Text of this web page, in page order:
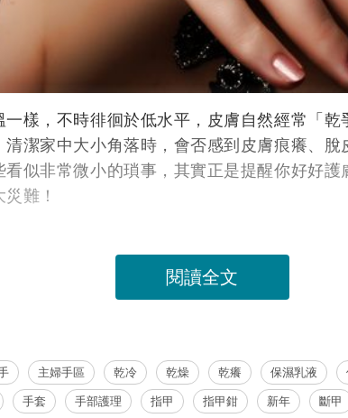
樣，不時徘徊於低水平，皮膚自然經常「乾
清潔家中大小角落時，會否感到皮膚痕癢、
看似非常微小的瑣事，其實正是提醒你好好護
難！
閱讀全文
主婦手區 乾冷 乾燥 乾癢 保濕乳液
手套 手部護理 指甲 指甲鉗 新年 斷甲